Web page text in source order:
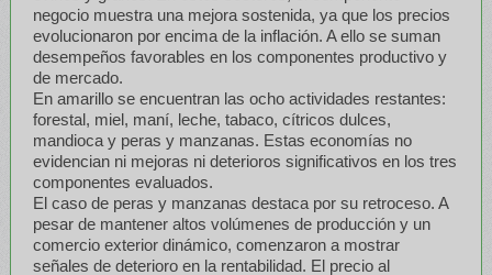
negocio muestra una mejora sostenida, ya que los precios
evolucionaron por encima de la inflación. A ello se suman
desempeños favorables en los componentes productivo y
de mercado.
En amarillo se encuentran las ocho actividades restantes:
forestal, miel, maní, leche, tabaco, cítricos dulces,
mandioca y peras y manzanas. Estas economías no
evidencian ni mejoras ni deterioros significativos en los tres
componentes evaluados.
El caso de peras y manzanas destaca por su retroceso. A
pesar de mantener altos volúmenes de producción y un
comercio exterior dinámico, comenzaron a mostrar
señales de deterioro en la rentabilidad. El precio al